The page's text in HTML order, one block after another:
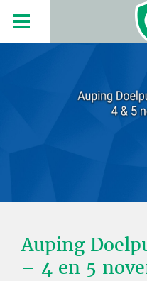
Auping
– 4 en 5